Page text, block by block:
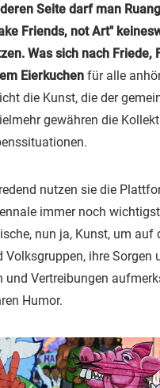
Seite darf man
Friends, not Art"
Was sich nach Friede,
Eierkuchen für alle
die Kunst, die der
gewähren die
nutzen sie die
immer noch
nun ja, Kunst, um auf
Volksgruppen, ihre Sorgen
und Vertreibungen
Humor.